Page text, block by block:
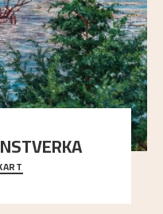
i Astrups malerier